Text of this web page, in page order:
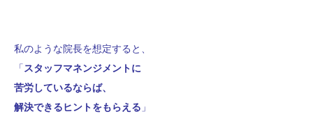
私のような院長を想定すると、
「スタッフマネンジメントに
苦労しているならば、
解決できるヒントをもらえる 」